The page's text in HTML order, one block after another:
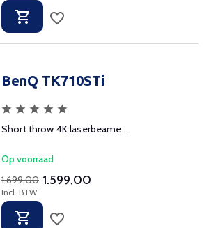
BenQ TK710STi
Short throw 4K laserbeame...
Op voorraad
1.699,00 1.599,00
Incl. BTW